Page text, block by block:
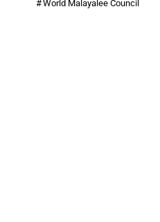
World Malayalee Council